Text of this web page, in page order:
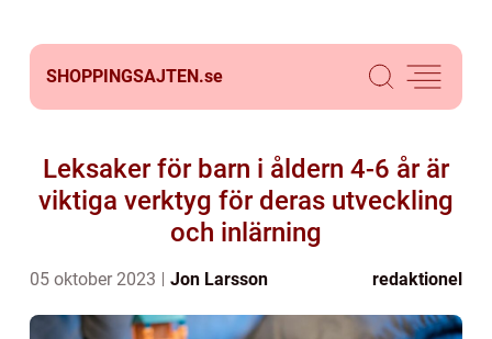
SHOPPINGSAJTEN.se
Leksaker för barn i åldern 4-6 år är
viktiga verktyg för deras utveckling
och inlärning
05 oktober 2023 Jon Larsson redaktionel